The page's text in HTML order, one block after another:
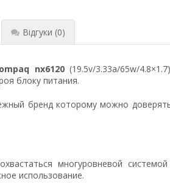
Відгуки (0)
nx6120(19.5v/3.33a/65w/
блоку питания.
бренд которому можно
многуровневой
использование.